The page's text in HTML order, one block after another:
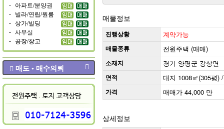
- 아파트/분양권
- 빌라/연립/원룸
- 상가/빌딩
- 사무실
- 공장/창고
매도 • 매수의뢰
매물정보
진행상황 계약가능
매물종류 전원주택 (매매)
소재지 경기 양평군 강상면
면적 대지 1008㎡(305평)
가격 매매가 44,000 만
상세정보